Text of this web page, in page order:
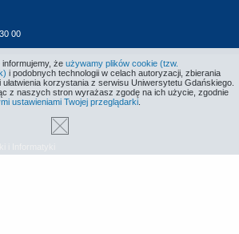
00
że używamy plików cookie (tzw.
i podobnych technologii w celach autoryzacji, zbierania
korzystania z serwisu Uniwersytetu Gdańskiego.
z naszych stron wyrażasz zgodę na ich użycie, zgodnie
ustawieniami Twojej przeglądarki